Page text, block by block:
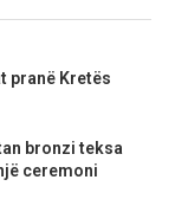
pranë Kretës
bronzi teksa
ceremoni